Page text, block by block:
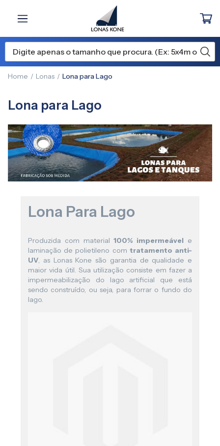
Home Lonas Lona para Lago
Lona para Lago
Lona Para Lago
Produzida com material100% impermeável e
laminação de polietileno com tratamento anti-
UV, as Lonas Kone são garantia de qualidade e
maior vida útil. Sua utilização consiste em fazer a
impermeabilização do lago artificial que está
sendo construído, ou seja, para forrar o fundo do
lago.